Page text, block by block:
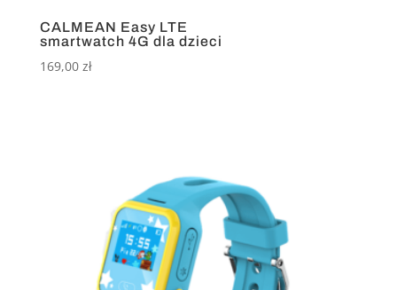
CALMEAN Easy LTE
smartwatch 4G dla dzieci
169,00 zł